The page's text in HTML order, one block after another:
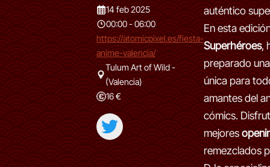
14 feb 2025
00:00 - 06:00
https://atomicpixel.es/fiesta-
anime-valencia/
Tulum Art of Wild -
(Valencia)
16 €
auténtico
En esta
Superhéroes,
preparado
única para
amantes del
cómics.
mejores
remezclados